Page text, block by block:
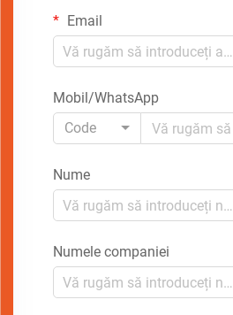
Email
Mobil/WhatsApp
Code
Nume
Numele companiei